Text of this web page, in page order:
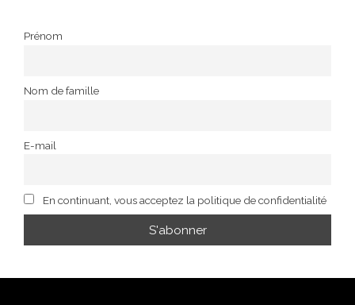
Prénom
Nom de famille
E-mail
En continuant, vous acceptez la politique de confidentialité